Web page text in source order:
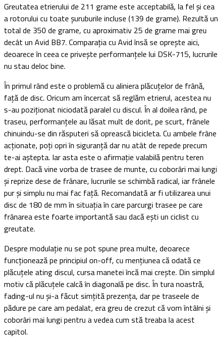
Greutatea etrierului de 211 grame este acceptabilă, la fel și cea
a rotorului cu toate șuruburile incluse (139 de grame). Rezultă un
total de 350 de grame, cu aproximativ 25 de grame mai greu
decât un Avid BB7. Comparația cu Avid însă se oprește aici,
deoarece în ceea ce privește performanțele lui DSK-715, lucrurile
nu stau deloc bine.
În primul rând este o problemă cu aliniera plăcuțelor de frână,
față de disc. Oricum am încercat să reglăm etrierul, acestea nu
s-au poziționat niciodată paralel cu discul. În al doilea rând, pe
traseu, performanțele au lăsat mult de dorit, pe scurt, frânele
chinuindu-se din răsputeri să oprească bicicleta. Cu ambele frâne
acționate, poți opri în siguranță dar nu atât de repede precum
te-ai aștepta. Iar asta este o afirmație valabilă pentru teren
drept. Dacă vine vorba de trasee de munte, cu coborâri mai lungi
și reprize dese de frânare, lucrurile se schimbă radical, iar frânele
pur și simplu nu mai fac față. Recomandată ar fi utilizarea unui
disc de 180 de mm în situația în care parcurgi trasee pe care
frânarea este foarte importantă sau dacă ești un ciclist cu
greutate.
Despre modulație nu se pot spune prea multe, deoarece
funcționează pe principiul on-off, cu mențiunea că odată ce
plăcuțele ating discul, cursa manetei încă mai crește. Din simplul
motiv că plăcuțele calcă în diagonală pe disc. În tura noastră,
fading-ul nu și-a făcut simțită prezența, dar pe traseele de
pădure pe care am pedalat, era greu de crezut că vom întâlni și
coborâri mai lungi pentru a vedea cum stă treaba la acest
capitol.